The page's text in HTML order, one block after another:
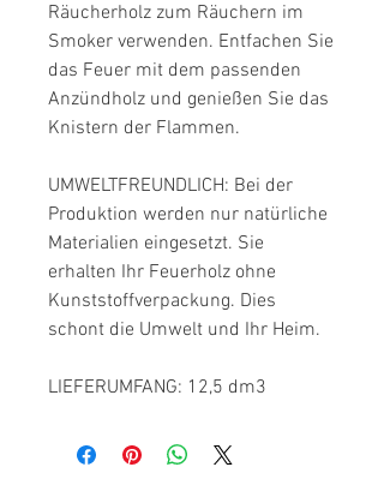
Räucherholz zum Räuchern im
Smoker verwenden. Entfachen Sie
das Feuer mit dem passenden
Anzündholz und genießen Sie das
Knistern der Flammen.
UMWELTFREUNDLICH: Bei der
Produktion werden nur natürliche
Materialien eingesetzt. Sie
erhalten Ihr Feuerholz ohne
Kunststoffverpackung. Dies
schont die Umwelt und Ihr Heim.
LIEFERUMFANG: 12,5 dm3